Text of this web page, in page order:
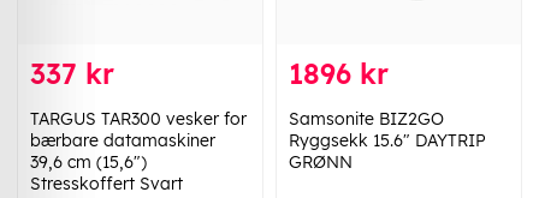
337 kr
TARGUS TAR300 vesker for
bærbare datamaskiner
39,6 cm (15,6")
Stresskoffert Svart
1896 kr
Samsonite BIZ2GO
Ryggsekk 15.6" DAYTRIP
GRØNN